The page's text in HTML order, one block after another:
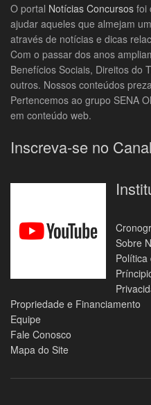
O portal Notícias Concursos foi
ajudar aqueles que almejam
através de notícias e dicas
Com o passar dos anos
Benefícios Sociais, Direitos do
outros. Nossos conteúdos
Pertencemos ao grupo SENA
em conteúdo web.
Inscreva-se no Canal
Sobre
Política
Propriedade e Financiamento
Equipe
Fale Conosco
Mapa do Site